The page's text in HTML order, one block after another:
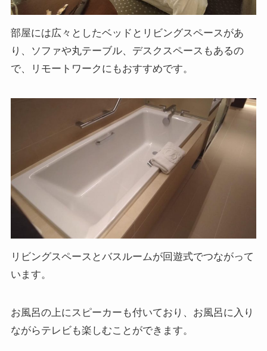
部屋には広々としたベッドとリビングスペースがあ
り、ソファや丸テーブル、デスクスペースもあるの
で、リモートワークにもおすすめです。
リビングスペースとバスルームが回遊式でつながって
います。
お風呂の上にスピーカーも付いており、お風呂に入り
ながらテレビも楽しむことができます。